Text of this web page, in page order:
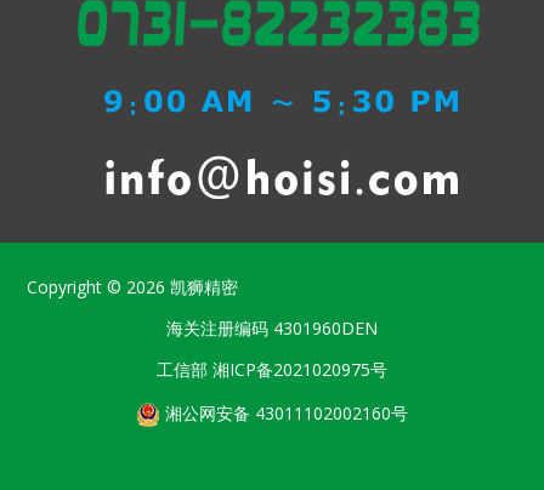
Copyright © 2026凯狮精密
海关注册编码 4301960DEN
工信部 湘ICP备2021020975号
湘公网安备 43011102002160号